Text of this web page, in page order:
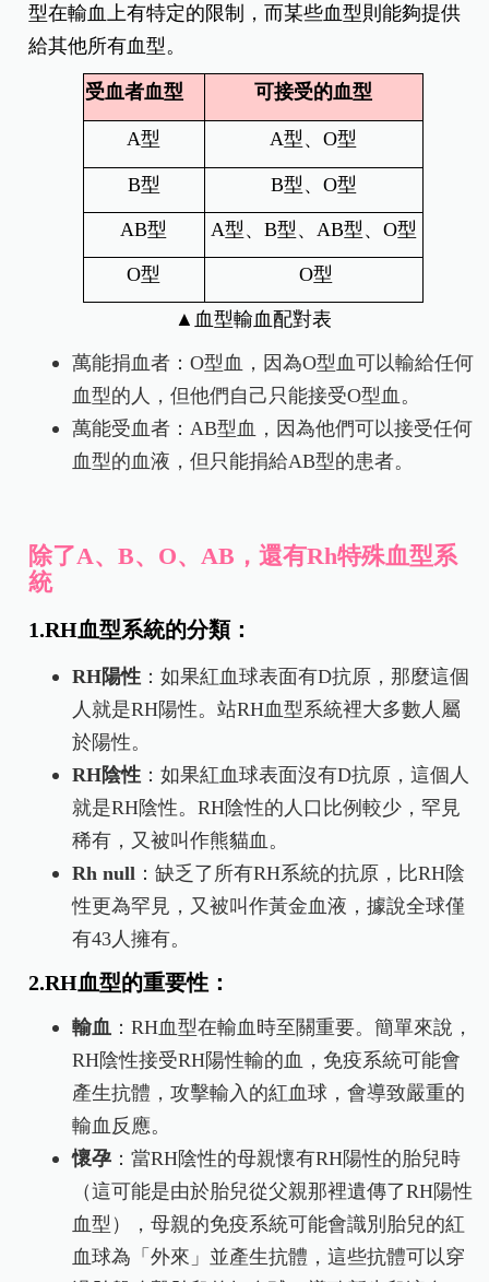
型在輸血上有特定的限制，而某些血型則能夠提供
給其他所有血型。
受血者血型 可接受的血型
A型 A型、O型
B型 B型、O型
AB型 A型、B型、AB型、O型
O型 O型
▲血型輸血配對表
萬能捐血者：O型血，因為O型血可以輸給任何
血型的人，但他們自己只能接受O型血。
萬能受血者： AB型血， 因為他們可以接受任何
血型的血液，但只能捐給AB型的患者。
除了A、B、O、AB，還有Rh特殊血型系
統
1.RH血型系統的分類：
RH陽性 ：如果紅血球表面有D抗原，那麼這個
人就是RH陽性。站RH血型系統裡大多數人屬
於陽性。
RH陰性 ：如果紅血球表面沒有D抗原，這個人
就是RH陰性。RH陰性的人口比例較少，罕見
稀有，又被叫作熊貓血。
Rh null ：缺乏了所有RH系統的抗原，比RH陰
性更為罕見，又被叫作黃金血液，據說全球僅
有43人擁有。
2.RH血型的重要性：
輸血 ：RH血型在輸血時至關重要。簡單來說，
RH陰性接受RH陽性輸的血，免疫系統可能會
產生抗體，攻擊輸入的紅血球，會導致嚴重的
輸血反應。
懷孕 ：當RH陰性的母親懷有RH陽性的胎兒時
（這可能是由於胎兒從父親那裡遺傳了RH陽性
血型），母親的免疫系統可能會識別胎兒的紅
血球為「外來」並產生抗體，這些抗體可以穿